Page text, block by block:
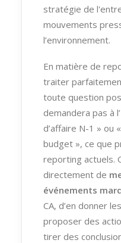
stratégie de
mouvements
l’environnement.
En matière de
traiter
toute question
demandera pas à
d’affaire N-1 » ou
budget », ce que
reporting actuels.
directement de
événements
CA, d’en donner
proposer des
tirer des